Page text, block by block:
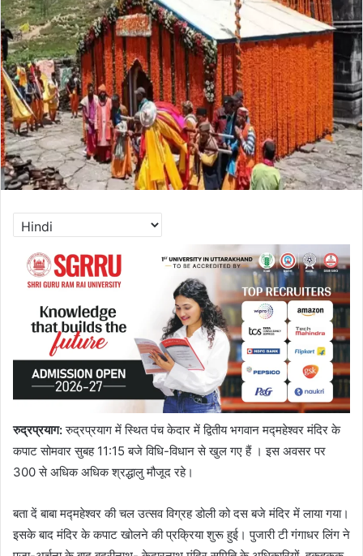
रुद्रप्रयाग:रुद्रप्रयाग में स्थित पंच केदार में द्वितीय भगवान मद्महेश्वर मंदिर के
कपाट सोमवार सुबह 11:15 बजे विधि-विधान से खुल गए हैं । इस अवसर पर
300 से अधिक अधिक श्रद्धालु मौजूद रहे।
बता दें बाबा मद्महेश्वर की चल उत्सव विग्रह डोली को दस बजे मंदिर में लाया गया।
इसके बाद मंदिर के कपाट खोलने की प्रक्रिया शुरू हुई। पुजारी टी गंगाधर लिंग ने